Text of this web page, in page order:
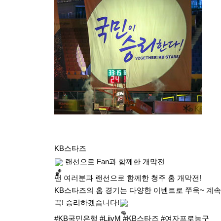
KB스타즈
랜선으로 Fan과 함께한 개막전
팬 여러분과 랜선으로 함께한 청주 홈 개막전!
KB스타즈의 홈 경기는 다양한 이벤트로 쭈욱~ 계
꼭! 승리하겠습니다!
#KB국민은행 #LiivM #KB스타즈 #여자프로농구